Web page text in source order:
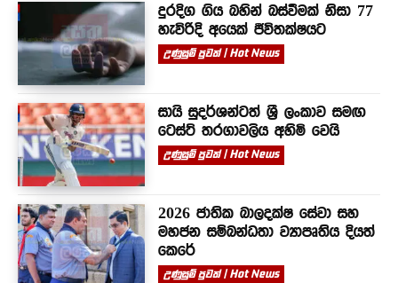
දුරදිග ගිය බහින් බස්වීමක් නිසා 77
හැවිරිදි අයෙක් ජීවිතක්ෂයට
උණුසුම් පුවත් | Hot News
සායි සුදර්ශන්ටත් ශ්‍රී ලංකාව සමඟ
ටෙස්ට් තරගාවලිය අහිමි වෙයි
උණුසුම් පුවත් | Hot News
2026 ජාතික බාලදක්ෂ සේවා සහ
මහජන සම්බන්ධතා ව්‍යාපෘතිය දියත්
කෙරේ
උණුසුම් පුවත් | Hot News